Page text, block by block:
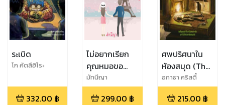
ระเบิด
โก คัตสึฮิโระ
332.00 ฿
ไม่อยากเรียก
คุณหมอขอ
เรียกคุณสามี
แล้วกัน
มัทนีญา
299.00 ฿
ศพปริศนาใน
ห้องสมุด (The
Body in the
Library)
อกาธา คริสตี้
215.00 ฿